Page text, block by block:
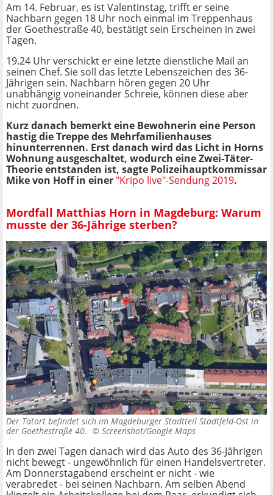
Am 14. Februar, es ist Valentinstag, trifft er seine
Nachbarn gegen 18 Uhr noch einmal im Treppenhaus
der Goethestraße 40, bestätigt sein Erscheinen in zwei
Tagen.
19.24 Uhr verschickt er eine letzte dienstliche Mail an
seinen Chef. Sie soll das letzte Lebenszeichen des 36-
Jährigen sein. Nachbarn hören gegen 20 Uhr
unabhängig voneinander Schreie, können diese aber
nicht zuordnen.
Kurz danach bemerkt eine Bewohnerin eine Person
hastig die Treppe des Mehrfamilienhauses
hinunterrennen. Erst danach wird das Licht in Horns
Wohnung ausgeschaltet, wodurch eine Zwei-Täter-
Theorie entstanden ist, sagte Polizeihauptkommissar
Mike von Hoff in einer "Kripo live"-Sendung 2019.
Mordfall Matthias Horn in Magdeburg: Warum
musste der 36-Jährige sterben?
Der Tatort befindet sich im Magdeburger Stadtteil Stadtfeld-Ost in
der Goethestraße 40. © Screenshot/Google Maps
In den zwei Tagen danach wird das Auto des 36-Jährigen
nicht bewegt - ungewöhnlich für einen Handelsvertreter.
Am Donnerstagabend erscheint er nicht - wie
verabredet - bei seinen Nachbarn. Am selben Abend